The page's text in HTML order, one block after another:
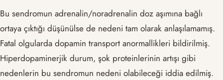
Bu sendromun adrenalin/noradrenalin doz aşımına bağlı
ortaya çıktığı düşünülse de nedeni tam olarak anlaşılamamış.
Fatal olgularda dopamin transport anormallikleri bildirilmiş.
Hiperdopaminerjik durum, şok proteinlerinin artışı gibi
nedenlerin bu sendromun nedeni olabileceği iddia edilmiş.